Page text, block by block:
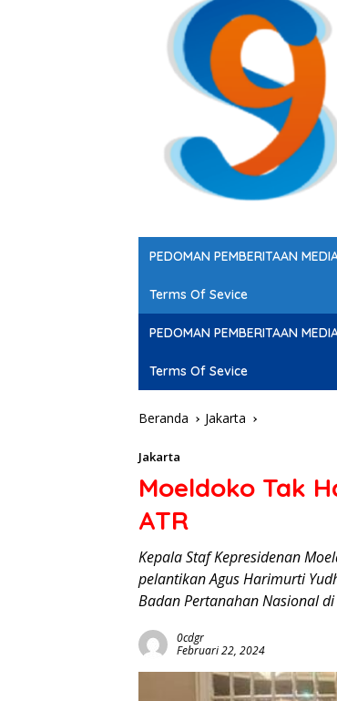
PEDOMAN PEMBERITAAN
Terms Of Sevice
PEDOMAN PEMBERITAAN
Terms Of Sevice
Beranda Jakarta
Jakarta
Moeldoko Tak
ATR
Kepala Staf Kepresidenan
pelantikan Agus Harimurti
Badan Pertanahan Nasional
0cdgr
Februari 22, 2024